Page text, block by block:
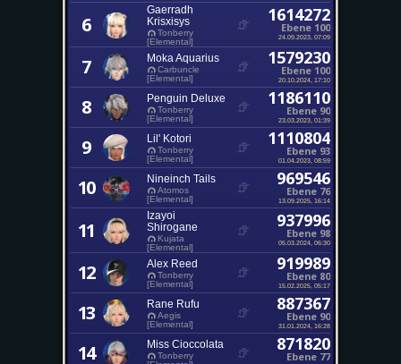
6
Gaerradh
Krisxisys
Tonberry
[Elemental]
1614272
Ebene 100
24.09.2023, 07:09
7 Moka Aquarius
Carbuncle
[Elemental]
1579230
Ebene 100
20.10.2024, 17:10
8 Penguin Deluxe
Tonberry
[Elemental]
1186110
Ebene 90
23.03.2023, 01:39
9 Lil' Kotori
Tonberry
[Elemental]
1110804
Ebene 93
01.04.2023, 08:59
10 Nineinch Tails
Atomos
[Elemental]
969546
Ebene 76
13.09.2025, 16:14
11
Izayoi
Shirogane
Kujata
[Elemental]
937996
Ebene 98
05.03.2024, 06:30
12 Alex Reed
Tonberry
[Elemental]
919989
Ebene 80
15.02.2025, 05:17
13 Rane Rufu
Aegis
[Elemental]
887367
Ebene 90
31.01.2024, 16:28
14 Miss Cioccolata
Tonberry
871820
Ebene 77